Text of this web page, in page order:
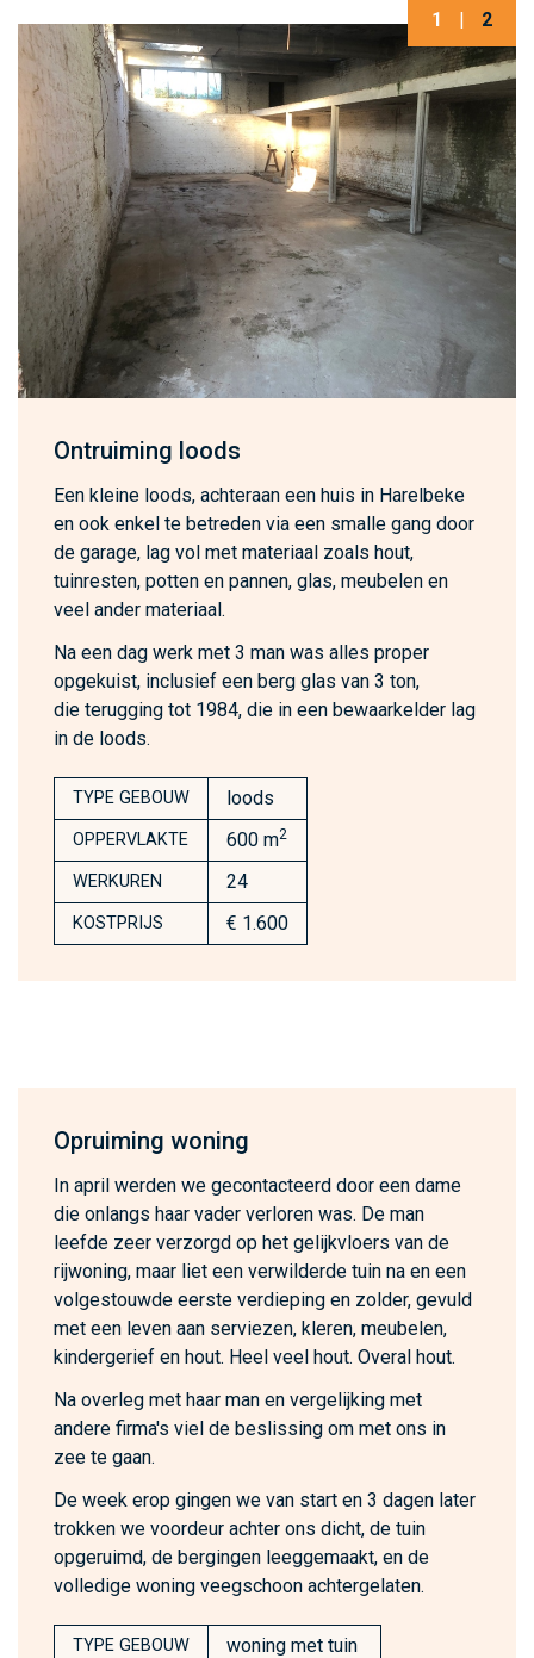
1 2
Ontruiming loods
Een kleine loods, achteraan een huis in Harelbeke
en ook enkel te betreden via een smalle gang door
de garage, lag vol met materiaal zoals hout,
tuinresten, potten en pannen, glas, meubelen en
veel ander materiaal.
Na een dag werk met 3 man was alles proper
opgekuist, inclusief een berg glas van 3 ton,
die terugging tot 1984, die in een bewaarkelder lag
in de loods.
TYPE GEBOUW loods
OPPERVLAKTE 600 m2
WERKUREN 24
KOSTPRIJS € 1.600
Opruiming woning
In april werden we gecontacteerd door een dame
die onlangs haar vader verloren was. De man
leefde zeer verzorgd op het gelijkvloers van de
rijwoning, maar liet een verwilderde tuin na en een
volgestouwde eerste verdieping en zolder, gevuld
met een leven aan serviezen, kleren, meubelen,
kindergerief en hout. Heel veel hout. Overal hout.
Na overleg met haar man en vergelijking met
andere firma's viel de beslissing om met ons in
zee te gaan.
De week erop gingen we van start en 3 dagen later
trokken we voordeur achter ons dicht, de tuin
opgeruimd, de bergingen leeggemaakt, en de
volledige woning veegschoon achtergelaten.
TYPE GEBOUW woning met tuin